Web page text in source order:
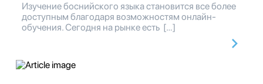
Изучение боснийского языка становится все более
доступным благодаря возможностям онлайн-
обучения. Сегодня на рынке есть […]